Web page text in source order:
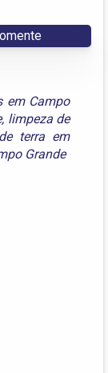
em Campo
, limpeza de
terra em
Grande